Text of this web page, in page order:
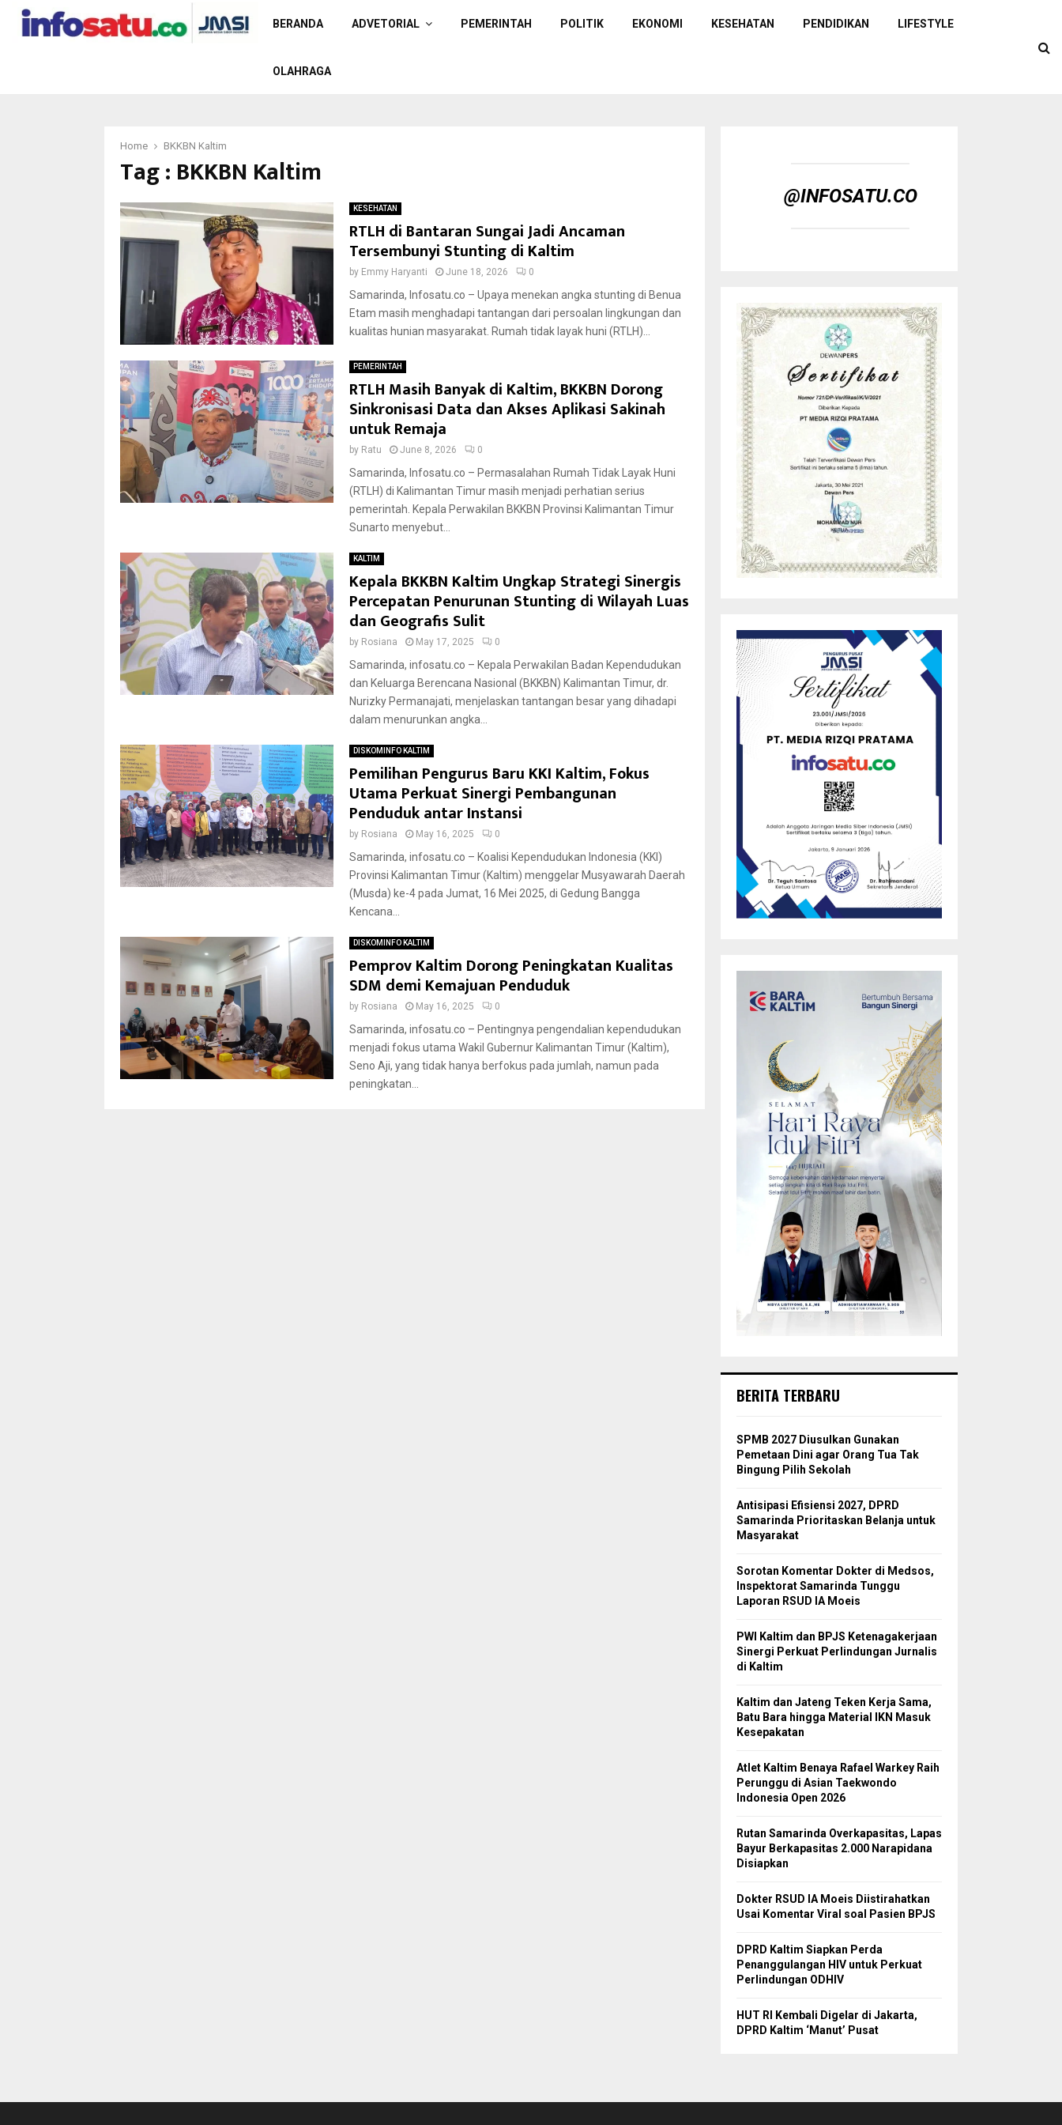
BERANDA ADVETORIAL PEMERINTAH POLITIK EKONOMI KESEHATAN PENDIDIKAN LIFESTYLE
OLAHRAGA
Home BKKBN Kaltim
Tag : BKKBN Kaltim
KESEHATAN
RTLH di Bantaran Sungai Jadi Ancaman
Tersembunyi Stunting di Kaltim
by Emmy Haryanti June 18, 2026 0
Samarinda, Infosatu.co – Upaya menekan angka stunting di Benua
Etam masih menghadapi tantangan dari persoalan lingkungan dan
kualitas hunian masyarakat. Rumah tidak layak huni (RTLH)...
PEMERINTAH
RTLH Masih Banyak di Kaltim, BKKBN Dorong
Sinkronisasi Data dan Akses Aplikasi Sakinah
untuk Remaja
by Ratu June 8, 2026 0
Samarinda, Infosatu.co – Permasalahan Rumah Tidak Layak Huni
(RTLH) di Kalimantan Timur masih menjadi perhatian serius
pemerintah. Kepala Perwakilan BKKBN Provinsi Kalimantan Timur
Sunarto menyebut...
KALTIM
Kepala BKKBN Kaltim Ungkap Strategi Sinergis
Percepatan Penurunan Stunting di Wilayah Luas
dan Geografis Sulit
by Rosiana May 17, 2025 0
Samarinda, infosatu.co – Kepala Perwakilan Badan Kependudukan
dan Keluarga Berencana Nasional (BKKBN) Kalimantan Timur, dr.
Nurizky Permanajati, menjelaskan tantangan besar yang dihadapi
dalam menurunkan angka...
DISKOMINFO KALTIM
Pemilihan Pengurus Baru KKI Kaltim, Fokus
Utama Perkuat Sinergi Pembangunan
Penduduk antar Instansi
by Rosiana May 16, 2025 0
Samarinda, infosatu.co – Koalisi Kependudukan Indonesia (KKI)
Provinsi Kalimantan Timur (Kaltim) menggelar Musyawarah Daerah
(Musda) ke-4 pada Jumat, 16 Mei 2025, di Gedung Bangga
Kencana...
DISKOMINFO KALTIM
Pemprov Kaltim Dorong Peningkatan Kualitas
SDM demi Kemajuan Penduduk
by Rosiana May 16, 2025 0
Samarinda, infosatu.co – Pentingnya pengendalian kependudukan
menjadi fokus utama Wakil Gubernur Kalimantan Timur (Kaltim),
Seno Aji, yang tidak hanya berfokus pada jumlah, namun pada
peningkatan...
@INFOSATU.CO
BERITA TERBARU
SPMB 2027 Diusulkan Gunakan
Pemetaan Dini agar Orang Tua Tak
Bingung Pilih Sekolah
Antisipasi Efisiensi 2027, DPRD
Samarinda Prioritaskan Belanja untuk
Masyarakat
Sorotan Komentar Dokter di Medsos,
Inspektorat Samarinda Tunggu
Laporan RSUD IA Moeis
PWI Kaltim dan BPJS Ketenagakerjaan
Sinergi Perkuat Perlindungan Jurnalis
di Kaltim
Kaltim dan Jateng Teken Kerja Sama,
Batu Bara hingga Material IKN Masuk
Kesepakatan
Atlet Kaltim Benaya Rafael Warkey Raih
Perunggu di Asian Taekwondo
Indonesia Open 2026
Rutan Samarinda Overkapasitas, Lapas
Bayur Berkapasitas 2.000 Narapidana
Disiapkan
Dokter RSUD IA Moeis Diistirahatkan
Usai Komentar Viral soal Pasien BPJS
DPRD Kaltim Siapkan Perda
Penanggulangan HIV untuk Perkuat
Perlindungan ODHIV
HUT RI Kembali Digelar di Jakarta,
DPRD Kaltim ‘Manut’ Pusat